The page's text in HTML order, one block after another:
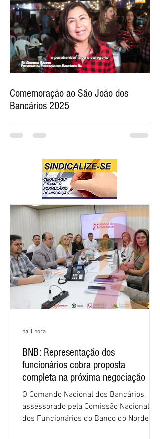
Comemoração ao São João dos
Bancários 2025
BNB: Representação dos
funcionários cobra proposta
completa na próxima negociação
O Comando Nacional dos Bancários,
assessorado pela Comissão Nacional
dos Funcionários do Banco do Nordeste
há 1 hora